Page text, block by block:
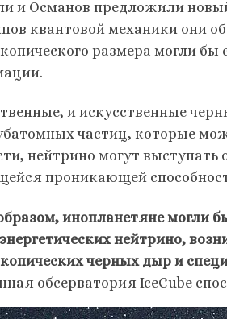
и Османов предложили
квантовой механики они
размера могли
и искусственные
частиц, которые
нейтрино могут
проникающей
инопланетяне могли
нейтрино,
черных дыр и
обсерватория IceCube